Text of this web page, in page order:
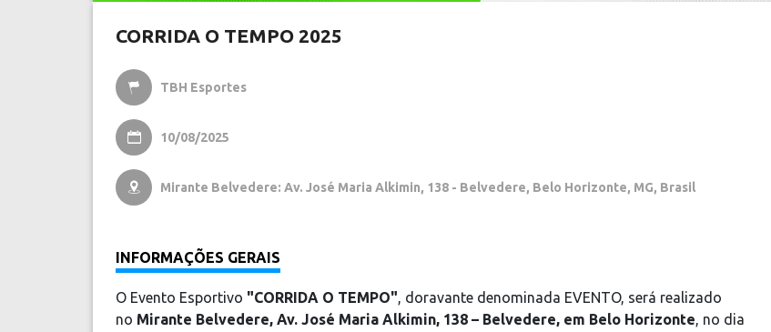
CORRIDA O TEMPO 2025
 TBH Esportes
 10/08/2025
 Mirante Belvedere: Av. José Maria Alkimin, 138 - Belvedere, Belo Horizonte, MG, Brasil
INFORMAÇÕES GERAIS
O Evento Esportivo "CORRIDA O TEMPO", doravante denominada EVENTO, será realizado
no Mirante Belvedere, Av. José Maria Alkimin, 138 – Belvedere, em Belo Horizonte, no dia